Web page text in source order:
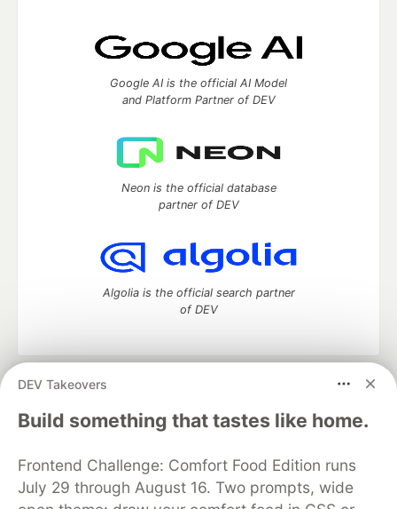
DEV Takeovers
Build something that tastes like home.
Frontend Challenge: Comfort Food Edition runs
July 29 through August 16. Two prompts, wide
Google AI is the official AI Model
and Platform Partner of DEV
Neon is the official database
partner of DEV
Algolia is the official search partner
of DEV
DEV Community
— A space to discuss and keep up software
development and manage your software career
Home
DEV Challenges DEV++
Videos
Organization Accounts
DEV Showcase About
Contact
Free Postgres Database
DEV Shop
MLH
Code of Conduct
Privacy Policy Terms of Use